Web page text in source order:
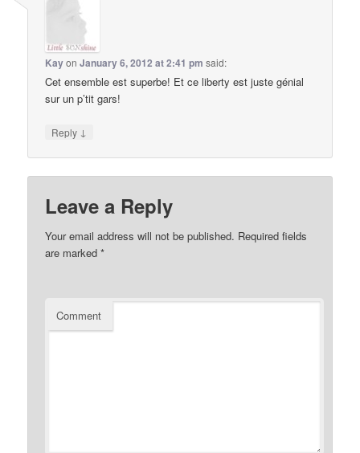
KayonJanuary 6, 2012 at 2:41 pm said:
Cet ensemble est superbe! Et ce liberty est juste génial
sur un p’tit gars!
Reply ↓
Leave a Reply
Your email address will not be published. Required fields
are marked*
Comment